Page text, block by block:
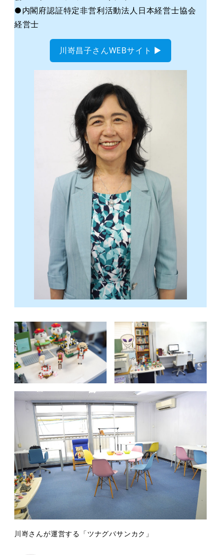
●内閣府認証特定非営利活動法人日本経営士協会
経営士
川嵜昌子さんWEBサイト ▶︎
川嵜さんが運営する「ツナグバサンカク」